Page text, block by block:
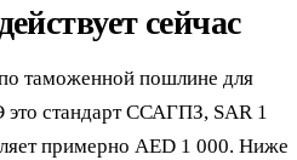
сейчас
таможенной пошлине для
стандарт ССАГПЗ, SAR 1
примерно AED 1 000. Ниже